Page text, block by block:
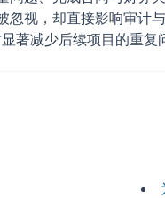
忽视，却直接影响审计
减少后续项目的重复